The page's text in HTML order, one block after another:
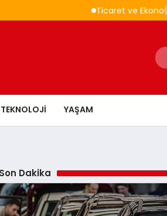
Ticaret ve Ekonomik
TEKNOLOJI YAŞAM
Son Dakika